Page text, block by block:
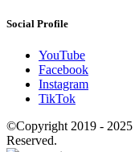
Social Profile
YouTube
Facebook
Instagram
TikTok
©Copyright 2019 - 2025
Reserved.